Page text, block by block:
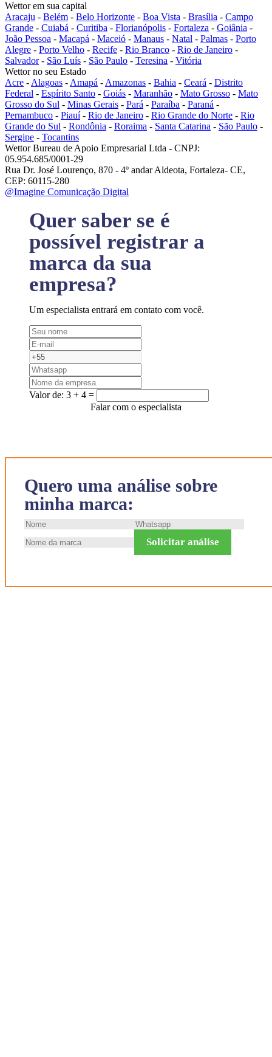
Quero uma análise sobre
minha marca:
Solicitar análise
Wettor em sua capital
Aracaju - Belém - Belo Horizonte - Boa Vista - Brasília - Campo
Grande - Cuiabá - Curitiba - Florianópolis - Fortaleza - Goiânia -
João Pessoa - Macapá - Maceió - Manaus - Natal - Palmas - Porto
Alegre - Porto Velho - Recife - Rio Branco - Rio de Janeiro -
Salvador- São Luís - São Paulo - Teresina - Vitória
Wettor no seu Estado
Acre - Alagoas - Amapá - Amazonas - Bahia - Ceará - Distrito
Federal - Espírito Santo - Goiás - Maranhão - Mato Grosso - Mato
Grosso do Sul - Minas Gerais - Pará - Paraíba - Paraná -
Pernambuco - Piauí- Rio de Janeiro - Rio Grande do Norte - Rio
Grande do Sul - Rondônia - Roraima - Santa Catarina - São Paulo -
Sergipe - Tocantins
Wettor Bureau de Apoio Empresarial Ltda - CNPJ:
05.954.685/0001-29
Rua Dr. José Lourenço, 870 - 4º andar Aldeota, Fortaleza- CE,
CEP: 60115-280
@Imagine Comunicação Digital
Quer saber se é
possível registrar a
marca da sua
empresa?
Um especialista entrará em contato com você.
Valor de: 3 + 4 =
Falar com o especialista